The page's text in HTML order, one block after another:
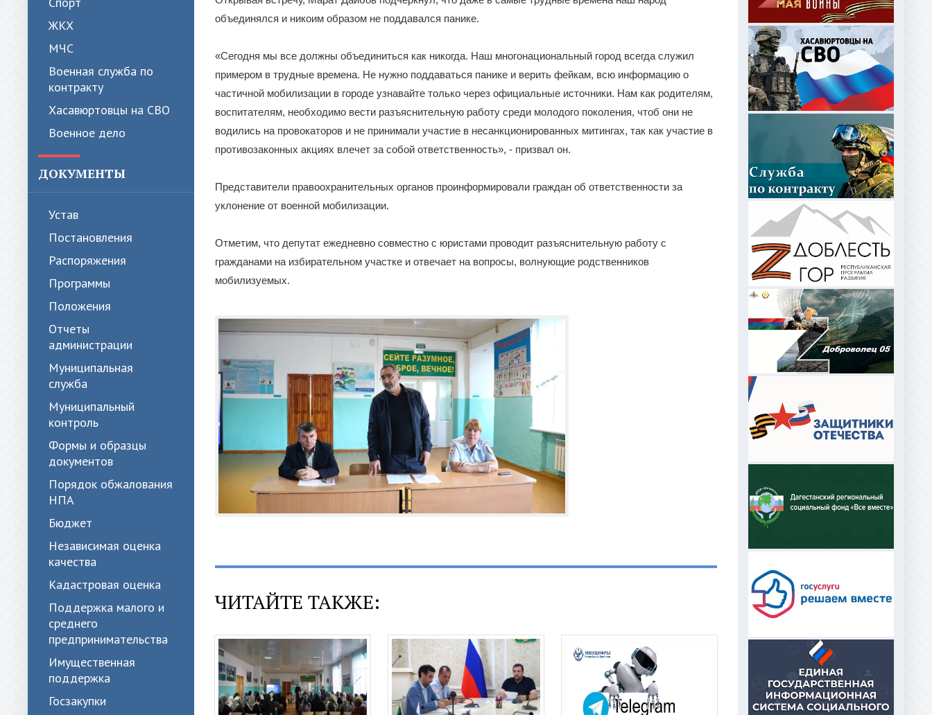
ЖКХ
МЧС
Военная служба по
контракту
Хасавюртовцы на СВО
Военное дело
ДОКУМЕНТЫ
Устав
Постановления
Распоряжения
Программы
Положения
Отчеты
администрации
Муниципальная
служба
Муниципальный
контроль
Формы и образцы
документов
Порядок обжалования
НПА
Бюджет
Независимая оценка
качества
Кадастровая оценка
Поддержка малого и
среднего
предпринимательства
Имущественная
поддержка
Госзакупки
объединялся и никоим образом не поддавался панике.
«Сегодня мы все должны объединиться как никогда. Наш многонациональный город всегда служил
примером в трудные времена. Не нужно поддаваться панике и верить фейкам, всю информацию о
частичной мобилизации в городе узнавайте только через официальные источники. Нам как родителям,
воспитателям, необходимо вести разъяснительную работу среди молодого поколения, чтоб они не
водились на провокаторов и не принимали участие в несанкционированных митингах, так как участие в
противозаконных акциях влечет за собой ответственность», - призвал он.
Представители правоохранительных органов проинформировали граждан об ответственности за
уклонение от военной мобилизации.
Отметим, что депутат ежедневно совместно с юристами проводит разъяснительную работу с
гражданами на избирательном участке и отвечает на вопросы, волнующие родственников
мобилизуемых.
ЧИТАЙТЕ ТАКЖЕ: